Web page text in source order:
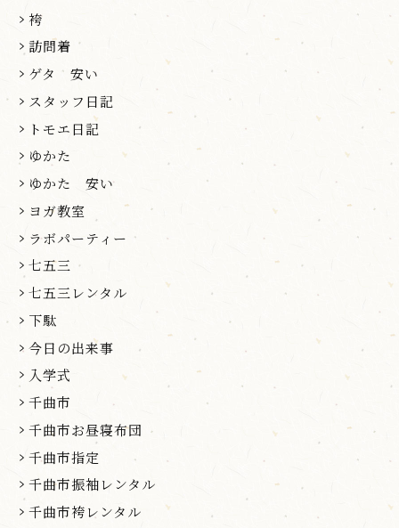
袴
訪問着
ゲタ 安い
スタッフ日記
トモエ日記
ゆかた
ゆかた 安い
ヨガ教室
ラボパーティー
七五三
七五三レンタル
下駄
今日の出来事
入学式
千曲市
千曲市お昼寝布団
千曲市指定
千曲市振袖レンタル
千曲市袴レンタル